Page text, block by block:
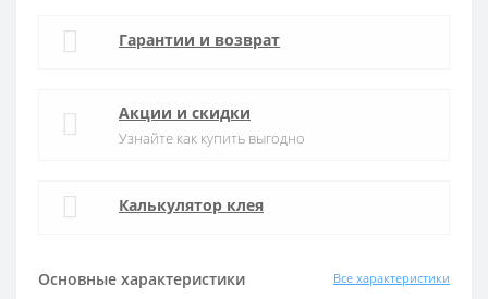
Основные характеристики Все характеристики
Гарантии и возврат
Акции и скидки
Узнайте как купить выгодно
Калькулятор клея